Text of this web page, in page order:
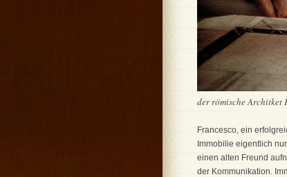
der römische Architket
Francesco, ein
Immobilie eigentlich
einen alten Freund
der Kommunikation.